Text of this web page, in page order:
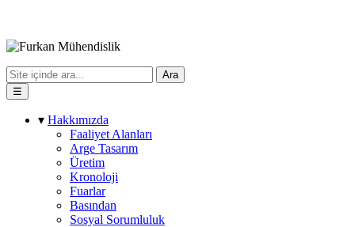
Ara
☰
▾ Hakkımızda
Faaliyet Alanları
Arge Tasarım
Üretim
Kronoloji
Fuarlar
Basından
Sosyal Sorumluluk